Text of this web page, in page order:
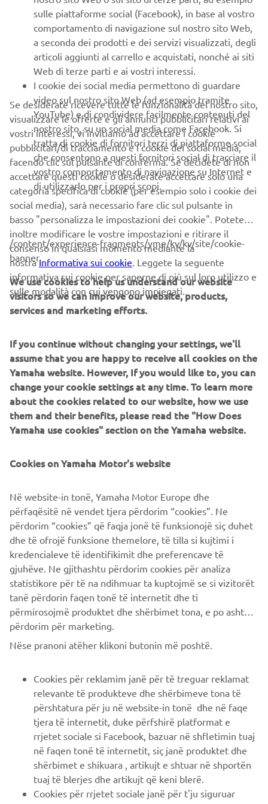
bordo per il pilota, l'adozione dell'illuminazione a LED e un
nuovo TFT hanno contribuito a ottenere una dimensione
del mezzo più compatta. L'NMAX 125 Tech MAX, che ha
ricevuto il premio, è una versione deluxe e presenta una
sella di qualità superiore e una livrea diversa rispetto al
modello standard.
I Red Dot Design Awards, organizzati dal Design Zentrum
Nordrhein Westfalen in Germania, sono ampiamente
riconosciuti come uno dei premi di design più prestigiosi al
mondo.
Per saperne di più: Yamaha Motor Design Award
websitehttps://global.yamaha-
motor.com/design_technology/design/awards/
EXPERIENCE THE MAX
CORPORATE
B2B
PIÙ YAMAHA
SUPPORTO
NEWSLETTER
Conoscerai in anteprima le ultime offerte, gli eventi speciali, le
nuove uscite e molto altro
ISCRIVITI
Leggi la nostra Informativa sulla privacy per sapere come
trattiamo i tuoi dati personali: Informativa sulla Privacy
Italy (Italian)
© Copyright - 2026 Yamaha Motor Europe N.V. - All Rights
Reserved
Informativa sulla privacyCookiesNote legali
sulle piattaforme social (Facebook), in base al vostro
comportamento di navigazione sul nostro sito Web,
a seconda dei prodotti e dei servizi visualizzati, degli
articoli aggiunti al carrello e acquistati, nonché ai siti
Web di terze parti e ai vostri interessi.
I cookie dei social media permettono di guardare
video sul nostro sito Web (ad esempio tramite
YouTube) e di condividere facilmente contenuti del
nostro sito, su un social media come Facebook. Si
tratta di cookie di fornitori terzi di piattaforme social
che consentono a questi fornitori social di tracciare il
vostro comportamento di navigazione su Internet e
di utilizzarlo per i propri scopi.
Se desiderate ricevere tutte le funzionalità del nostro sito,
visualizzare le offerte e gli annunci pubblicitari relativi ai
vostri interessi, vi invitiamo ad accettare i cookie
pubblicitari/di tracciamento e i cookie dei social media,
facendo clic sul pulsante di conferma. Se decidete di non
accettare questi cookie o desiderate accettare solo una
categoria specifica di cookie (per esempio solo i cookie dei
social media), sarà necessario fare clic sul pulsante in
basso "personalizza le impostazioni dei cookie". Potete
inoltre modificare le vostre impostazioni e ritirare il
consenso in qualsiasi momento mediante la
nostraInformativa sui cookie. Leggete la seguente
informativa sui cookie per saperne di più sul loro utilizzo e
sulle modalità con cui vengono impiegati.
/content/experience-fragments/yme/kv/kv/site/cookie-
banner
We use cookies to help us understand our website
visitors so we can improve our website, products,
services and marketing efforts.
If you continue without changing your settings, we'll
assume that you are happy to receive all cookies on the
Yamaha website. However, If you would like to, you can
change your cookie settings at any time. To learn more
about the cookies related to our website, how we use
them and their benefits, please read the "How Does
Yamaha use cookies" section on the Yamaha website.
Cookies on Yamaha Motor's website
Në website-in tonë, Yamaha Motor Europe dhe
përfaqësitë në vendet tjera përdorim “cookies”. Ne
përdorim “cookies” që faqja jonë të funksionojë siç duhet
dhe të ofrojë funksione themelore, të tilla si kujtimi i
kredencialeve të identifikimit dhe preferencave të
gjuhëve. Ne gjithashtu përdorim cookies për analiza
statistikore për të na ndihmuar ta kuptojmë se si vizitorët
tanë përdorin faqen tonë të internetit dhe ti
përmirosojmë produktet dhe shërbimet tona, e po ashtu ti
përdorim për marketing.
Nëse pranoni atëher klikoni butonin më poshtë.
Cookies për reklamim janë për të treguar reklamat
relevante të produkteve dhe shërbimeve tona të
përshtatura për ju në website-in tonë dhe në faqe
tjera të internetit, duke përfshirë platformat e
rrjetet sociale si Facebook, bazuar në shfletimin tuaj
në faqen tonë të internetit, siç janë produktet dhe
shërbimet e shikuara , artikujt e shtuar në shportën
tuaj të blerjes dhe artikujt që keni blerë.
Cookies për rrjetet sociale janë për t'ju siguruar